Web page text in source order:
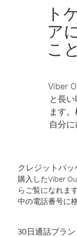
ト
ア
こ
Viber
と長
ます
自分
クレジットパッ
購入したViber
らご覧になれま
中の電話番号に
30日通話プラン